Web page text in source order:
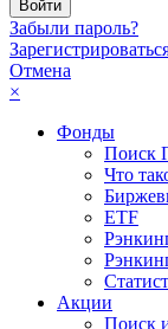
Забыли пароль?
Отмена
×
Фонды
Поиск
Что
ETF
Акции
Поиск